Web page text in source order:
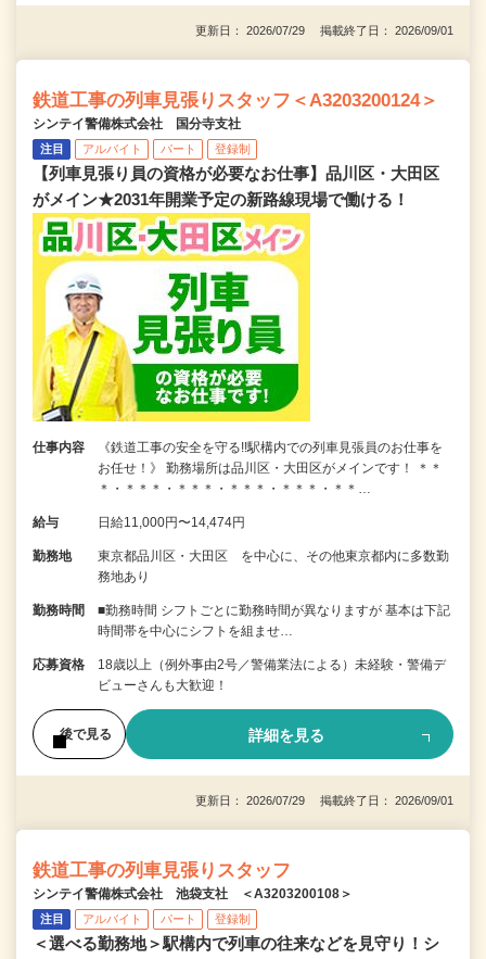
更新日： 2026/07/29 掲載終了日： 2026/09/01
鉄道工事の列車見張りスタッフ＜A3203200124＞
シンテイ警備株式会社 国分寺支社
注目 アルバイト パート 登録制
【列車見張り員の資格が必要なお仕事】品川区・大田区
がメイン★2031年開業予定の新路線現場で働ける！
仕事内容
《鉄道工事の安全を守る!!駅構内での列車見張員のお仕事を
お任せ！》 勤務場所は品川区・大田区がメインです！ ＊＊
＊・＊＊＊・＊＊＊・＊＊＊・＊＊＊・＊＊…
給与 日給11,000円〜14,474円
勤務地
東京都品川区・大田区 を中心に、その他東京都内に多数勤
務地あり
勤務時間
■勤務時間 シフトごとに勤務時間が異なりますが 基本は下記
時間帯を中心にシフトを組ませ…
応募資格
18歳以上（例外事由2号／警備業法による）未経験・警備デ
ビューさんも大歓迎！
後で見る 詳細を見る
更新日： 2026/07/29 掲載終了日： 2026/09/01
鉄道工事の列車見張りスタッフ
シンテイ警備株式会社 池袋支社 ＜A3203200108＞
注目 アルバイト パート 登録制
＜選べる勤務地＞駅構内で列車の往来などを見守り！シ